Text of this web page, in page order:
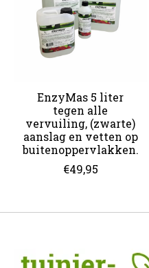
EnzyMas 5 liter
tegen alle
vervuiling, (zwarte)
aanslag en vetten op
buitenoppervlakken.
€49,95